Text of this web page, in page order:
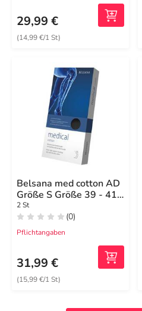
29,99 €
(14,99 €/1 St)
Belsana med cotton AD
Größe S Größe 39 - 41
schwarz
2 St
(0)
Pflichtangaben
31,99 €
(15,99 €/1 St)